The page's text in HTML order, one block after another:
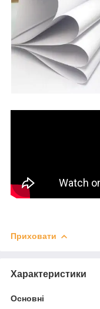
Приховати
Характеристики
Основні